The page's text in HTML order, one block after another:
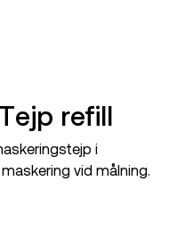
refill
i
vid målning.